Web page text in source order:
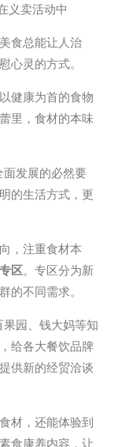
义卖活动中
食总能让人治
心灵的方式。
健康为首的食物
里，食材的本味
发展的必然要
的生活方式，更
，注重食材本
区。专区分为新
的不同需求。
园、钱大妈等知
给各大餐饮品牌
供新的经贸洽谈
材，还能体验到
食康养内容，让